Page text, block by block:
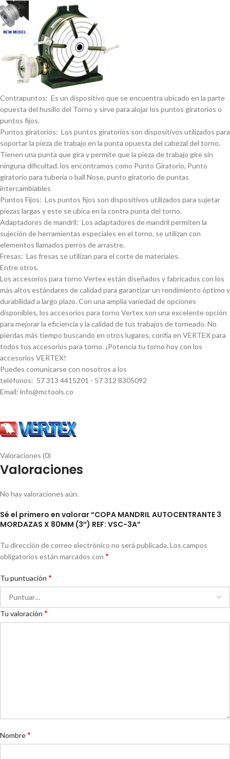
Contrapuntos: Es un dispositivo que se encuentra ubicado en la parte
opuesta del husillo del Torno y sirve para alojar los puntos giratorios o
puntos fijos.
Puntos giratorios: Los puntos giratorios son dispositivos utilizados para
soportar la pieza de trabajo en la punta opuesta del cabezal del torno.
Tienen una punta que gira y permite que la pieza de trabajo gire sin
ninguna dificultad. los encontramos como Punto Giratorio, Punto
giratorio para tuberí­a o ball Nose, punto giratorio de puntas
intercambiables
Puntos Fijos: Los puntos fijos son dispositivos utilizados para sujetar
piezas largas y este se ubica en la contra punta del torno.
Adaptadores de mandril: Los adaptadores de mandril permiten la
sujeción de herramientas especiales en el torno, se utilizan con
elementos llamados perros de arrastre.
Fresas: Las fresas se utilizan para el corte de materiales.
Entre otros.
Los accesorios para torno Vertex están diseñados y fabricados con los
más altos estándares de calidad para garantizar un rendimiento óptimo y
durabilidad a largo plazo. Con una amplia variedad de opciones
disponibles, los accesorios para torno Vertex son una excelente opción
para mejorar la eficiencia y la calidad de tus trabajos de torneado. No
pierdas más tiempo buscando en otros lugares, confí­a en VERTEX para
todos tus accesorios para torno. ¡Potencia tu torno hoy con los
accesorios VERTEX!
Puedes comunicarse con nosotros a los
teléfonos: 57 313 4415201 - 57 312 8305092
Email: info@mctools.co
Valoraciones (0)
Valoraciones
No hay valoraciones aún.
Sé el primero en valorar “COPA MANDRIL AUTOCENTRANTE 3
MORDAZAS X 80MM (3″) REF: VSC-3A”
Tu dirección de correo electrónico no será publicada. Los campos
obligatorios están marcados con *
Tu puntuación *
Tu valoración *
Nombre*